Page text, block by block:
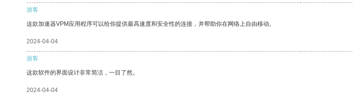
游客
这款加速器VPM应用程序可以给你提供最高速度和安全性的连接，并帮助你在网络上自由移动。
2024-04-04
游客
这款软件的界面设计非常简洁，一目了然。
2024-04-04